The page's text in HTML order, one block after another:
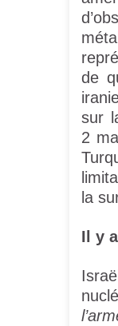
de
sur
2
la
Il y